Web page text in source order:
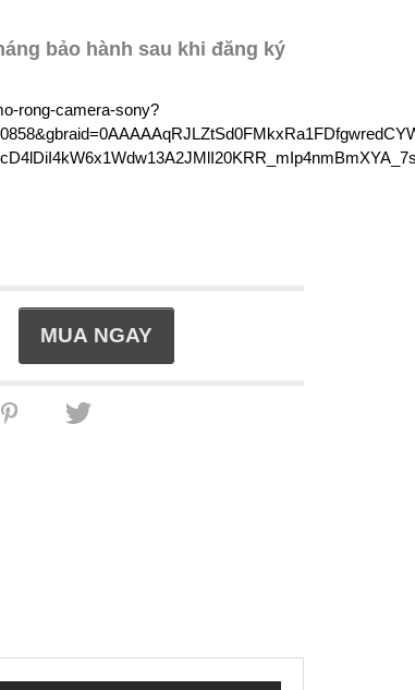
bảo hành sau khi đăng ký
rong-camera-sony?